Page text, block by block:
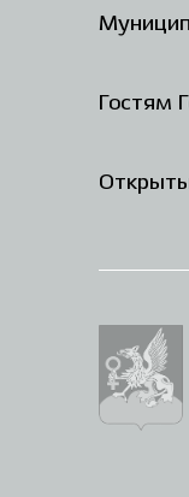
Гостям